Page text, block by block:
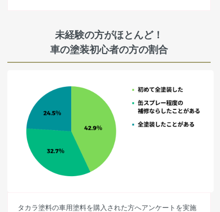
未経験の方がほとんど！
車の塗装初心者の方の割合
タカラ塗料の車用塗料を購入された方へアンケートを実施